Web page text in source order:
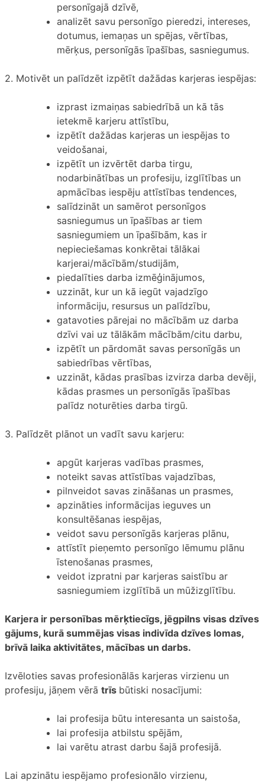
personīgajā dzīvē,
analizēt savu personīgo pieredzi, intereses,
dotumus, iemaņas un spējas, vērtības,
mērķus, personīgās īpašības, sasniegumus.
2. Motivēt un palīdzēt izpētīt dažādas karjeras iespējas:
izprast izmaiņas sabiedrībā un kā tās
ietekmē karjeru attīstību,
izpētīt dažādas karjeras un iespējas to
veidošanai,
izpētīt un izvērtēt darba tirgu,
nodarbinātības un profesiju, izglītības un
apmācības iespēju attīstības tendences,
salīdzināt un samērot personīgos
sasniegumus un īpašības ar tiem
sasniegumiem un īpašībām, kas ir
nepieciešamas konkrētai tālākai
karjerai/mācībām/studijām,
piedalīties darba izmēģinājumos,
uzzināt, kur un kā iegūt vajadzīgo
informāciju, resursus un palīdzību,
gatavoties pārejai no mācībām uz darba
dzīvi vai uz tālākām mācībām/citu darbu,
izpētīt un pārdomāt savas personīgās un
sabiedrības vērtības,
uzzināt, kādas prasības izvirza darba devēji,
kādas prasmes un personīgās īpašības
palīdz noturēties darba tirgū.
3. Palīdzēt plānot un vadīt savu karjeru:
apgūt karjeras vadības prasmes,
noteikt savas attīstības vajadzības,
pilnveidot savas zināšanas un prasmes,
apzināties informācijas ieguves un
konsultēšanas iespējas,
veidot savu personīgās karjeras plānu,
attīstīt pieņemto personīgo lēmumu plānu
īstenošanas prasmes,
veidot izpratni par karjeras saistību ar
sasniegumiem izglītībā un mūžizglītību.
Karjera ir personības mērķtiecīgs, jēgpilns visas dzīves
gājums, kurā summējas visas indivīda dzīves lomas,
brīvā laika aktivitātes, mācības un darbs.
Izvēloties savas profesionālās karjeras virzienu un
profesiju, jāņem vērā trīs būtiski nosacījumi:
lai profesija būtu interesanta un saistoša,
lai profesija atbilstu spējām,
lai varētu atrast darbu šajā profesijā.
Lai apzinātu iespējamo profesionālo virzienu,